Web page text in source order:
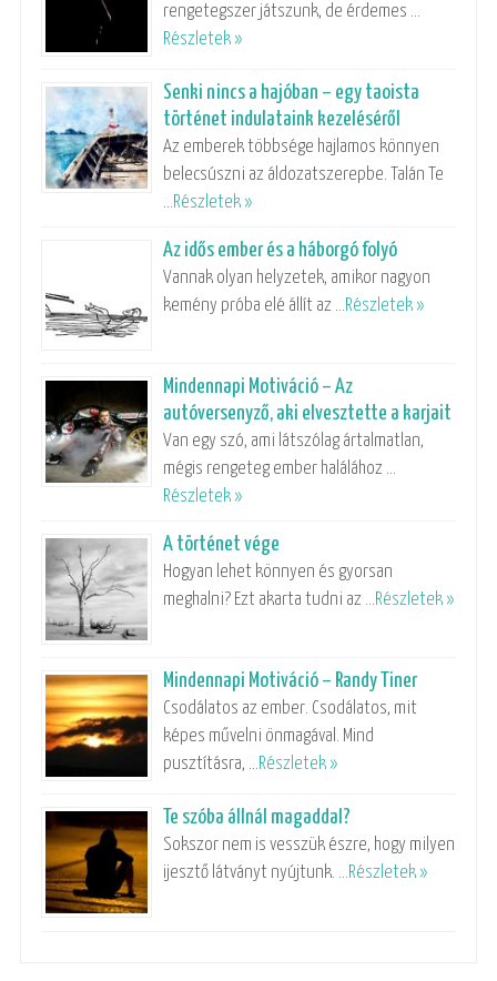
rengetegszer játszunk, de érdemes …
Részletek »
Senki nincs a hajóban – egy taoista
történet indulataink kezeléséről
Az emberek többsége hajlamos könnyen
belecsúszni az áldozatszerepbe. Talán Te
…Részletek »
Az idős ember és a háborgó folyó
Vannak olyan helyzetek, amikor nagyon
kemény próba elé állít az …Részletek »
Mindennapi Motiváció – Az
autóversenyző, aki elvesztette a karjait
Van egy szó, ami látszólag ártalmatlan,
mégis rengeteg ember halálához …
Részletek »
A történet vége
Hogyan lehet könnyen és gyorsan
meghalni? Ezt akarta tudni az …Részletek »
Mindennapi Motiváció – Randy Tiner
Csodálatos az ember. Csodálatos, mit
képes művelni önmagával. Mind
pusztításra, …Részletek »
Te szóba állnál magaddal?
Sokszor nem is vesszük észre, hogy milyen
ijesztő látványt nyújtunk. …Részletek »